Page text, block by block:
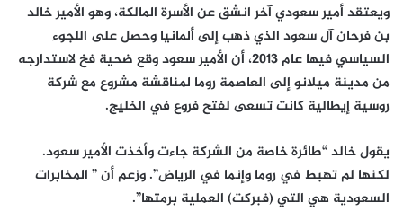
ويعتقد أمير سعودي آخر انشق عن الأسرة المالكة، وهو الأمير خالد
بن فرحان آل سعود الذي ذهب إلى ألمانيا وحصل على اللجوء
السياسي فيها عام 2013، أن الأمير سعود وقع ضحية فخ لاستدارجه
من مدينة ميلانو إلى العاصمة روما لمناقشة مشروع مع شركة
روسية إيطالية كانت تسعى لفتح فروع في الخليج.
يقول خالد “طائرة خاصة من الشركة جاءت وأخذت الأمير سعود.
لكنها لم تهبط في روما وإنما في الرياض”. وزعم أن ” المخابرات
السعودية هي التي (فبركت) العملية برمتها”.